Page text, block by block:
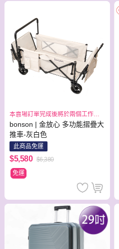
本賣場訂單完成後將於兩個工作日
bonson | 金放心 多功能摺疊大
推車-灰白色
此商品免運
$5,580 $6,380
免運